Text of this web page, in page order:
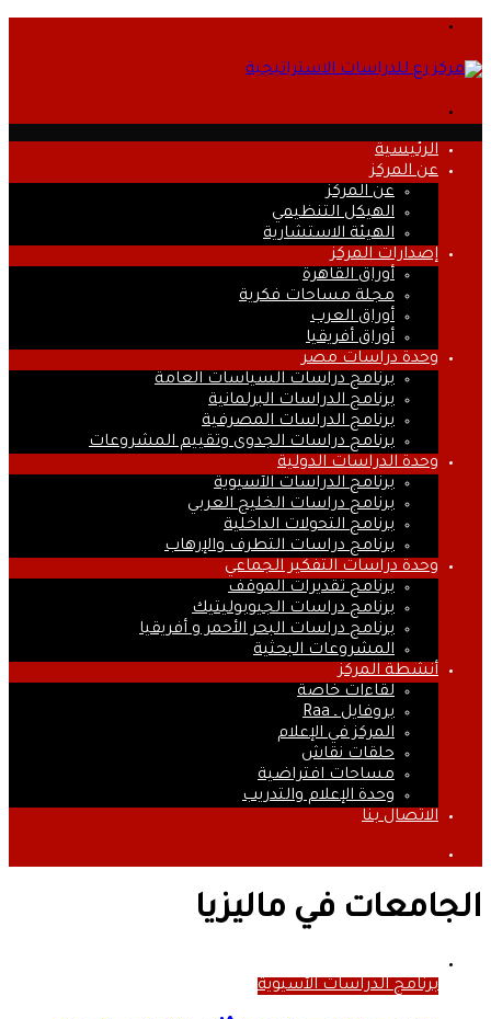
الرئيسية
عن المركز
عن المركز
الهيكل التنظيمي
الهيئة الاستشارية
إصدارات المركز
أوراق القاهرة
مجلة مساحات فكرية
أوراق العرب
أوراق أفريقيا
وحدة دراسات مصر
برنامج دراسات السياسات العامة
برنامج الدراسات البرلمانية
برنامج الدراسات المصرفية
برنامج دراسات الجدوى وتقييم المشروعات
وحدة الدراسات الدولية
برنامج الدراسات الآسيوية
برنامج دراسات الخليج العربي
برنامج التحولات الداخلية
برنامج دراسات التطرف والإرهاب
وحدة دراسات التفكير الجماعي
برنامج تقديرات الموقف
برنامج دراسات الجيوبوليتيك
برنامج دراسات البحر الأحمر و أفريقيا
المشروعات البحثية
أنشطة المركز
لقاءات خاصة
بروفايل ـ Raa
المركز في الإعلام
حلقات نقاش
مساحات افتراضية
وحدة الإعلام والتدريب
الاتصال بنا
الجامعات في ماليزيا
برنامج الدراسات الآسيوية